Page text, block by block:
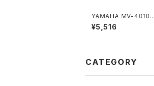
YAMAHA MV-4010
マリンバマレット MV4
010
¥5,516
CATEGORY